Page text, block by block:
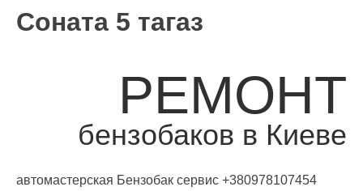
Ремонт Алюминиевого Бензобака
Контакты
Соната 5 тагаз
РЕМОНТ
бензобаков в Киеве
автомастерская Бензобак сервис +380978107454